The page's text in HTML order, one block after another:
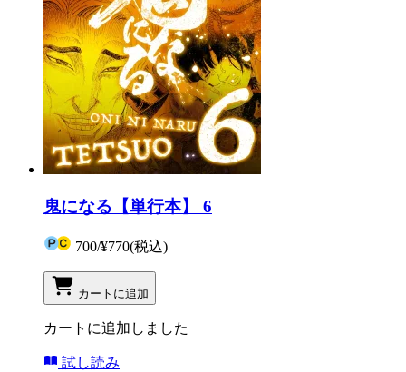
鬼になる【単行本】 6
700/¥770(税込)
カートに追加
カートに追加しました
試し読み